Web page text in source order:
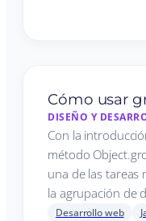
Cómo usar
DISEÑO Y
Con la
método
una de las tareas
la agrupación de
Desarrollo web